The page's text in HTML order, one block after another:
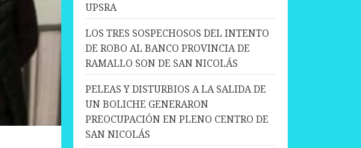
UPSRA
LOS TRES SOSPECHOSOS DEL INTENTO
DE ROBO AL BANCO PROVINCIA DE
RAMALLO SON DE SAN NICOLÁS
PELEAS Y DISTURBIOS A LA SALIDA DE
UN BOLICHE GENERARON
PREOCUPACIÓN EN PLENO CENTRO DE
SAN NICOLÁS